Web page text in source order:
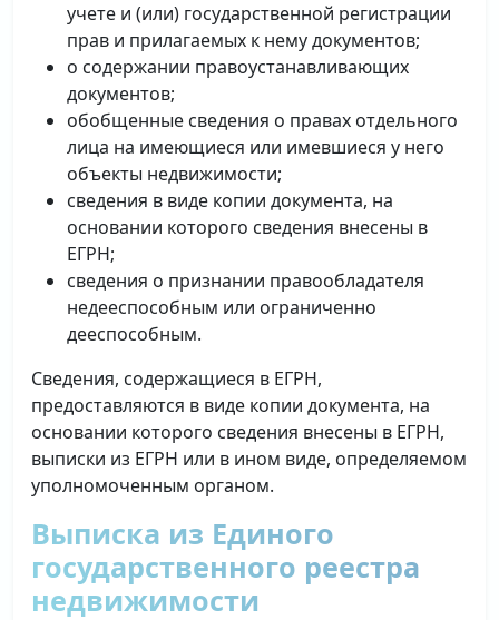
учете и (или) государственной регистрации
прав и прилагаемых к нему документов;
о содержании правоустанавливающих
документов;
обобщенные сведения о правах отдельного
лица на имеющиеся или имевшиеся у него
объекты недвижимости;
сведения в виде копии документа, на
основании которого сведения внесены в
ЕГРН;
сведения о признании правообладателя
недееспособным или ограниченно
дееспособным.
Сведения, содержащиеся в ЕГРН,
предоставляются в виде копии документа, на
основании которого сведения внесены в ЕГРН,
выписки из ЕГРН или в ином виде, определяемом
уполномоченным органом.
Выписка из Единого
государственного реестра
недвижимости